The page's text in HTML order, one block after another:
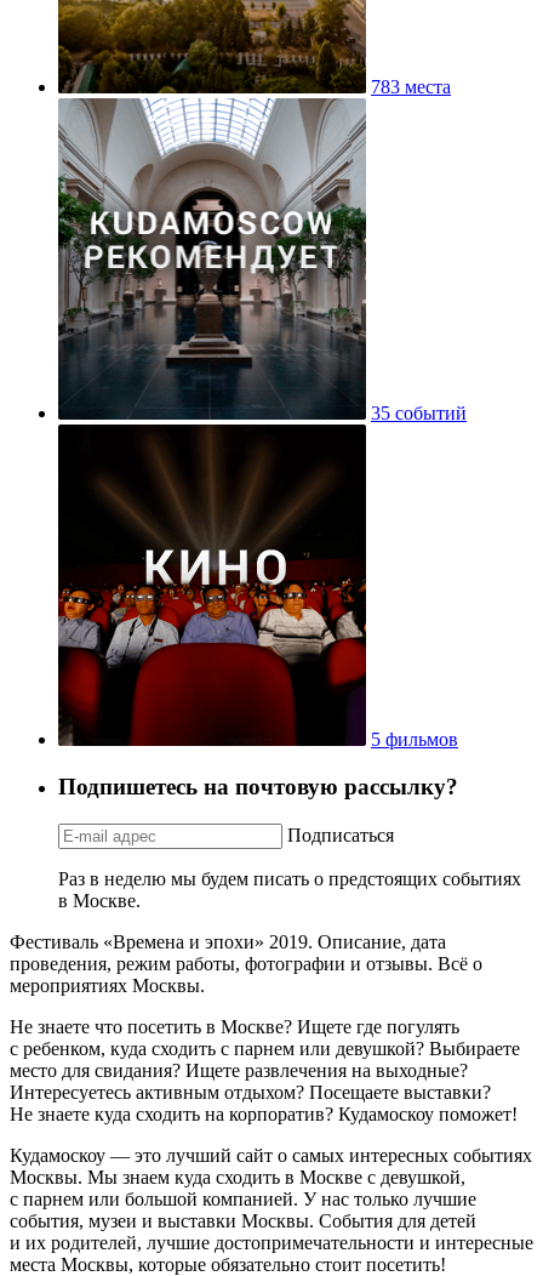
783 места
35 событий
5 фильмов
Подпишетесь на почтовую рассылку?
Подписаться
Раз в неделю мы будем писать о предстоящих событиях
в Москве.
Фестиваль «Времена и эпохи» 2019. Описание, дата
проведения, режим работы, фотографии и отзывы. Всё о
мероприятиях Москвы.
Не знаете что посетить в Москве? Ищете где погулять
с ребенком, куда сходить с парнем или девушкой? Выбираете
место для свидания? Ищете развлечения на выходные?
Интересуетесь активным отдыхом? Посещаете выставки?
Не знаете куда сходить на корпоратив? Кудамоскоу поможет!
Кудамоскоу — это лучший сайт о самых интересных событиях
Москвы. Мы знаем куда сходить в Москве с девушкой,
с парнем или большой компанией. У нас только лучшие
события, музеи и выставки Москвы. События для детей
и их родителей, лучшие достопримечательности и интересные
места Москвы, которые обязательно стоит посетить!